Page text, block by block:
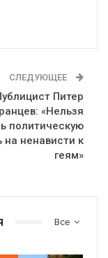
СЛЕДУЮЩЕЕ
Питер
«Нельзя
политическую
на ненависти к
геям»
Все